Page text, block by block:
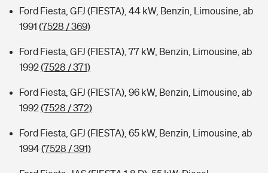
Ford Fiesta, GFJ (FIESTA), 44 kW, Benzin, Limousine, ab
1991 (7528 / 369)
Ford Fiesta, GFJ (FIESTA), 77 kW, Benzin, Limousine, ab
1992(7528 / 371)
Ford Fiesta, GFJ (FIESTA), 96 kW, Benzin, Limousine, ab
1992(7528 / 372)
Ford Fiesta, GFJ (FIESTA), 65 kW, Benzin, Limousine, ab
1994(7528 / 391)